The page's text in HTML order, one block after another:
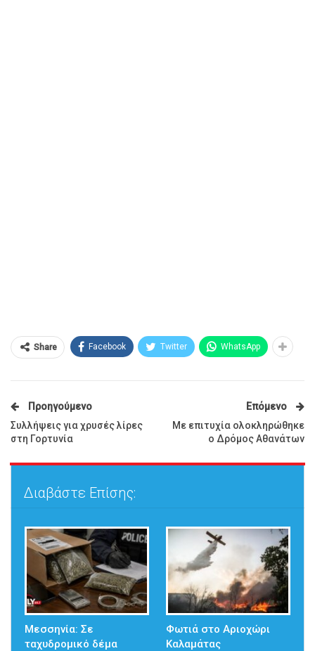
Share Facebook Twitter WhatsApp
Προηγούμενο
Συλλήψεις για χρυσές λίρες
στη Γορτυνία
Επόμενο
Με επιτυχία ολοκληρώθηκε
ο Δρόμος Αθανάτων
Διαβάστε Επίσης:
Μεσσηνία: Σε
ταχυδρομικό δέμα
Φωτιά στο Αριοχώρι
Καλαμάτας